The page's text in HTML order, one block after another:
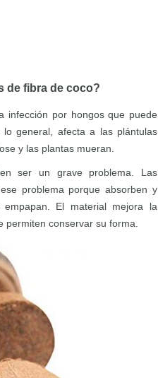
de fibra de coco?
infección por hongos que puede
general, afecta a las plántulas
y las plantas mueran.
ser un grave problema. Las
problema porque absorben y
El material mejora la
conservar su forma.